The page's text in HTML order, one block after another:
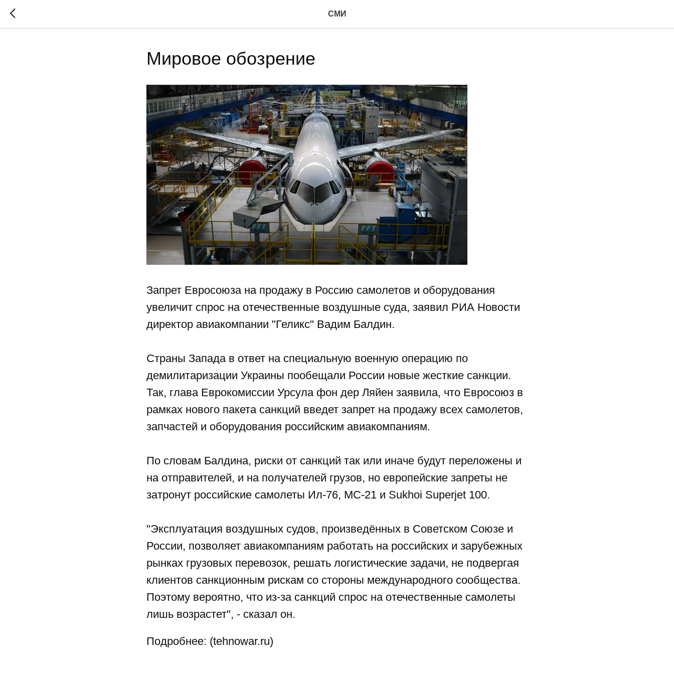
СМИ
Мировое обозрение
Запрет Евросоюза на продажу в Россию самолетов и оборудования
увеличит спрос на отечественные воздушные суда, заявил РИА Новости
директор авиакомпании "Геликс" Вадим Балдин.
Страны Запада в ответ на специальную военную операцию по
демилитаризации Украины пообещали России новые жесткие санкции.
Так, глава Еврокомиссии Урсула фон дер Ляйен заявила, что Евросоюз в
рамках нового пакета санкций введет запрет на продажу всех самолетов,
запчастей и оборудования российским авиакомпаниям.
По словам Балдина, риски от санкций так или иначе будут переложены и
на отправителей, и на получателей грузов, но европейские запреты не
затронут российские самолеты Ил-76, МС-21 и Sukhoi Superjet 100.
"Эксплуатация воздушных судов, произведённых в Советском Союзе и
России, позволяет авиакомпаниям работать на российских и зарубежных
рынках грузовых перевозок, решать логистические задачи, не подвергая
клиентов санкционным рискам со стороны международного сообщества.
Поэтому вероятно, что из-за санкций спрос на отечественные самолеты
лишь возрастет", - сказал он.
Подробнее: (tehnowar.ru)